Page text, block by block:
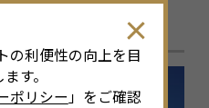
の利便性の向上を目
す。
ポリシー 」をご確認